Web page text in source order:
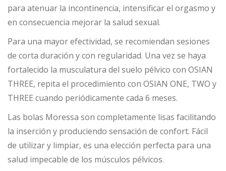
para atenuar la incontinencia, intensificar el orgasmo y
en consecuencia mejorar la salud sexual.
Para una mayor efectividad, se recomiendan sesiones
de corta duración y con regularidad. Una vez se haya
fortalecido la musculatura del suelo pélvico con OSIAN
THREE, repita el procedimiento con OSIAN ONE, TWO y
THREE cuando periódicamente cada 6 meses.
Las bolas Moressa son completamente lisas facilitando
la inserción y produciendo sensación de confort. Fácil
de utilizar y limpiar, es una elección perfecta para una
salud impecable de los músculos pélvicos.